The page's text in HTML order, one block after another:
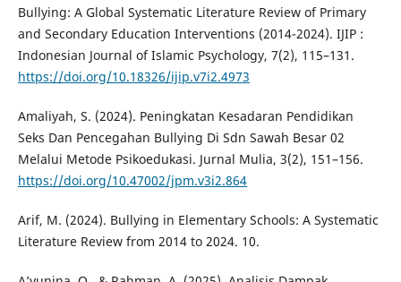
Bullying: A Global Systematic Literature Review of Primary
and Secondary Education Interventions (2014-2024). IJIP :
Indonesian Journal of Islamic Psychology, 7(2), 115–131.
https://doi.org/10.18326/ijip.v7i2.4973
Amaliyah, S. (2024). Peningkatan Kesadaran Pendidikan
Seks Dan Pencegahan Bullying Di Sdn Sawah Besar 02
Melalui Metode Psikoedukasi. Jurnal Mulia, 3(2), 151–156.
https://doi.org/10.47002/jpm.v3i2.864
Arif, M. (2024). Bullying in Elementary Schools: A Systematic
Literature Review from 2014 to 2024. 10.